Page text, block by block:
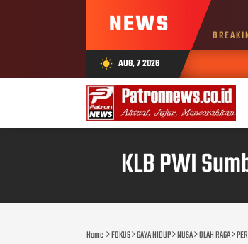
NEWS
wb_sunny AUG, 7 2026
KLB PWI
Home FOKUS GAYA HIDUP NUSA OLAH RAGA